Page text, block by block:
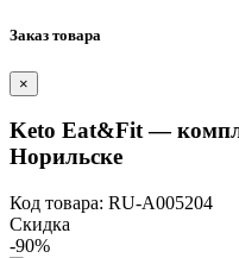
Заказ товара
×
Keto Eat&Fit —
Норильске
Код товара: RU-A005204
Скидка
-90%